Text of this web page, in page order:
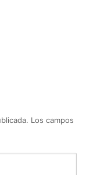
Los campos